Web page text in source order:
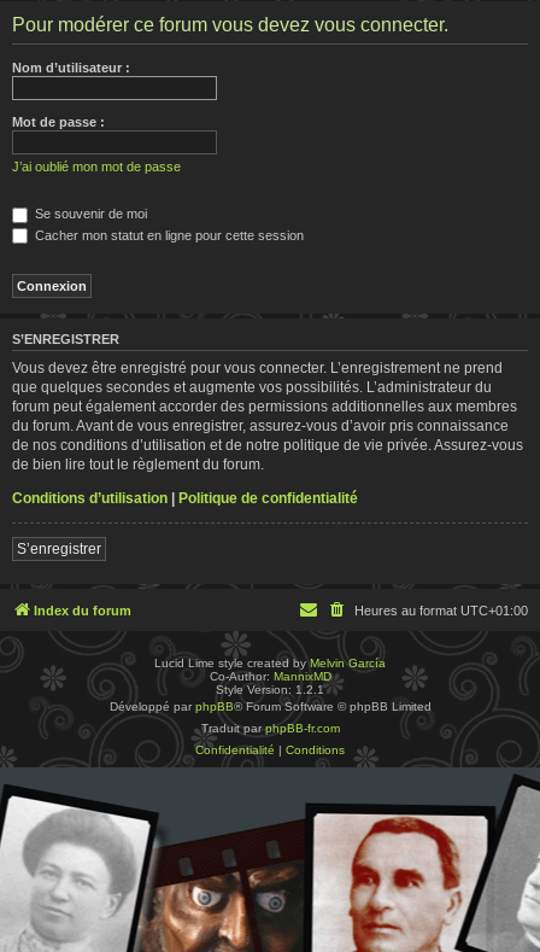
Pour modérer ce forum vous devez vous connecter.
Nom d’utilisateur :
Mot de passe :
J’ai oublié mon mot de passe
Se souvenir de moi
Cacher mon statut en ligne pour cette session
S’ENREGISTRER
Vous devez être enregistré pour vous connecter. L’enregistrement ne prend
que quelques secondes et augmente vos possibilités. L’administrateur du
forum peut également accorder des permissions additionnelles aux membres
du forum. Avant de vous enregistrer, assurez-vous d’avoir pris connaissance
de nos conditions d’utilisation et de notre politique de vie privée. Assurez-vous
de bien lire tout le règlement du forum.
Conditions d’utilisation | Politique de confidentialité
S’enregistrer
Index du forum Heures au format UTC+01:00
Lucid Lime style created byMelvin García
Co-Author: MannixMD
Style Version: 1.2.1
Développé par phpBB® Forum Software © phpBB Limited
Traduit parphpBB-fr.com
Confidentialité | Conditions